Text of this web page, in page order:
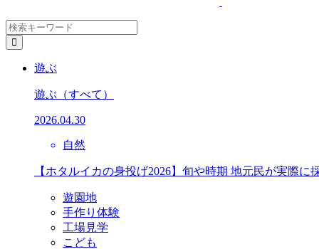
遊ぶ
遊ぶ （すべて）
2026.04.30
自然
【ホタルイカの身投げ2026】旬や時期 地元民が実際に
遊園地
手作り体験
工場見学
こども